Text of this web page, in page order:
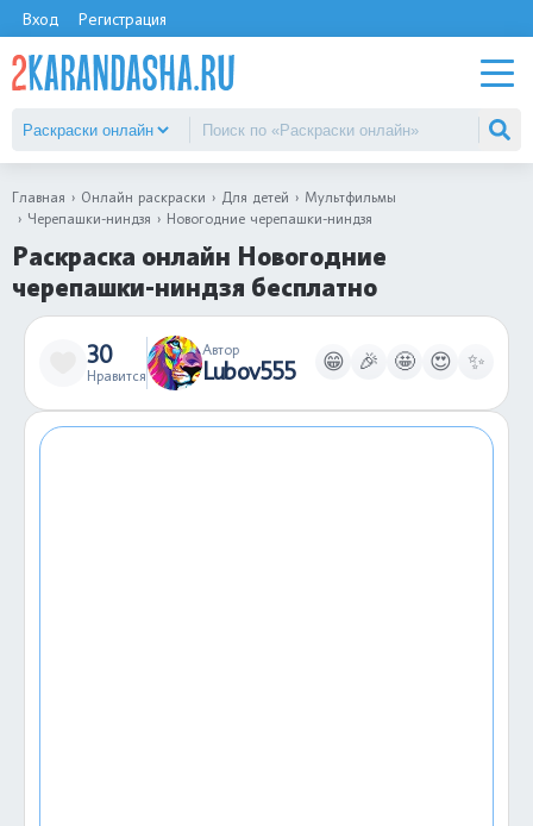
Вход Регистрация
Главная Онлайн раскраски Для детей
Мультфильмы
Черепашки-ниндзя
Новогодние черепашки-ниндзя
Раскраска онлайн Новогодние
черепашки-ниндзя бесплатно
30
Нравится
Автор
Lubov555 😁 🎉 🤩 😍 ✨